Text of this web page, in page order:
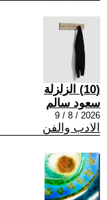
(10) الزلزلة
سعود سالم
2026 / 8 / 9
الادب والفن